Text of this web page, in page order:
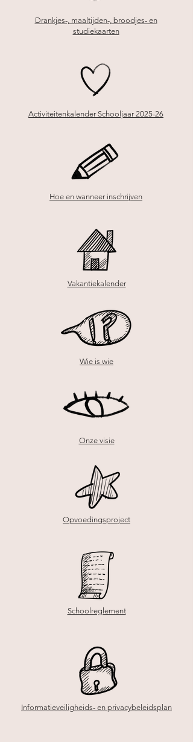
Drankjes-, maaltijden-, broodjes- en
studiekaarten
Activiteitenkalender Schooljaar 2025-26
Hoe en wanneer inschrijven
Vakantiekalender
Wie is wie
Onze visie
Opvoedingsproject
Schoolreglement
Informatieveiligheids- en privacybeleidsplan